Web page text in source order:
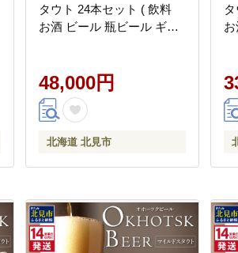
タウト 24本セット ( 飲料
お酒 ビール 瓶ビール ギフ
0093】
48,000円
北海道 北見市